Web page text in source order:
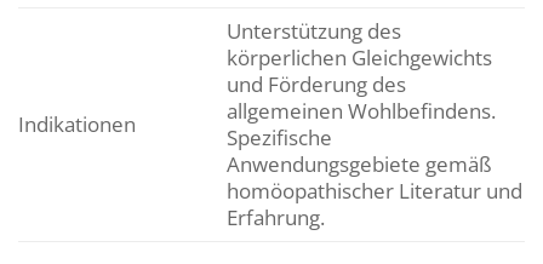
Indikationen
Unterstützung des
körperlichen Gleichgewichts
und Förderung des
allgemeinen Wohlbefindens.
Spezifische
Anwendungsgebiete gemäß
homöopathischer Literatur und
Erfahrung.